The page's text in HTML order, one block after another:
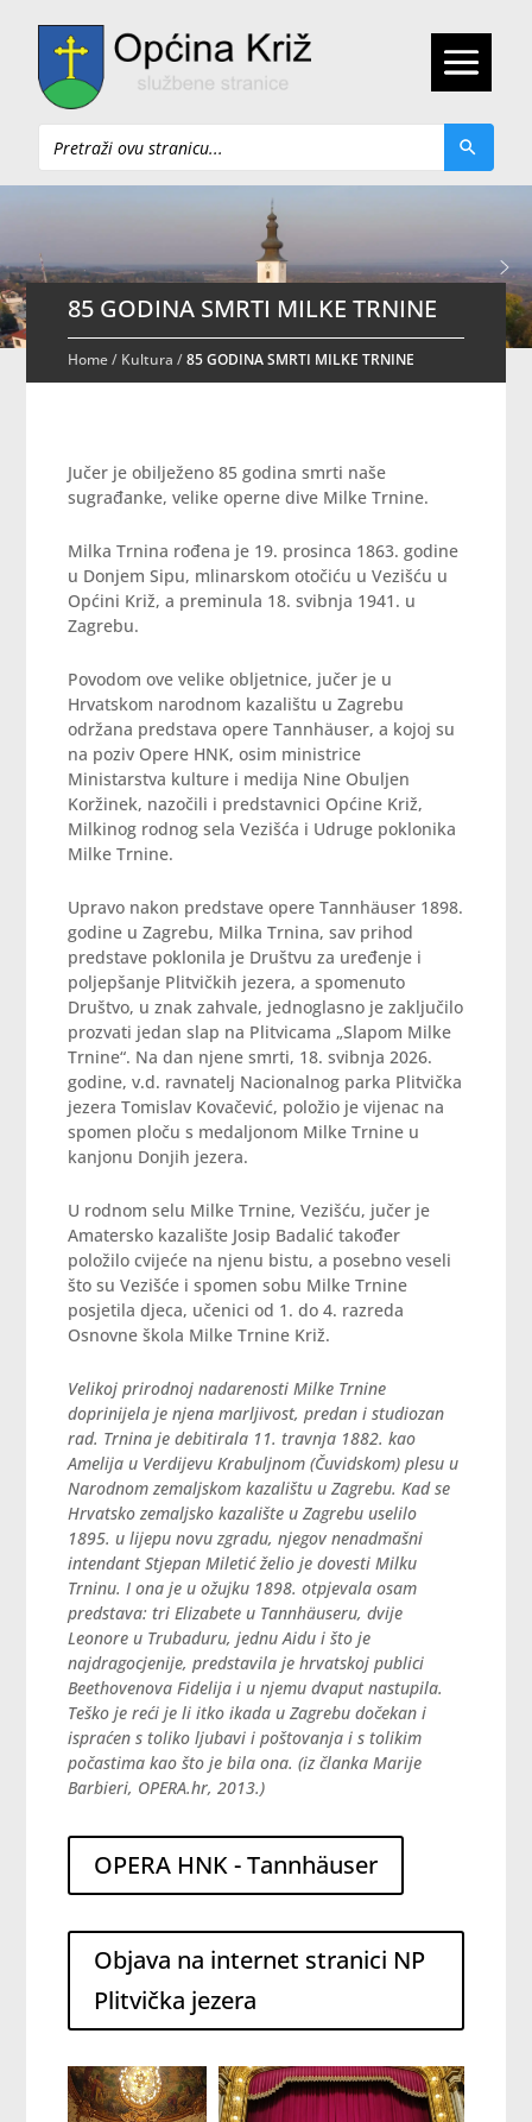
Pretraži
85 GODINA SMRTI MILKE TRNINE
Home/ Kultura /85 GODINA SMRTI MILKE TRNINE
Jučer je obilježeno 85 godina smrti naše
sugrađanke, velike operne dive Milke Trnine.
Milka Trnina rođena je 19. prosinca 1863. godine
u Donjem Sipu, mlinarskom otočiću u Vezišću u
Općini Križ, a preminula 18. svibnja 1941. u
Zagrebu.
Povodom ove velike obljetnice, jučer je u
Hrvatskom narodnom kazalištu u Zagrebu
održana predstava opere Tannhäuser, a kojoj su
na poziv Opere HNK, osim ministrice
Ministarstva kulture i medija Nine Obuljen
Koržinek, nazočili i predstavnici Općine Križ,
Milkinog rodnog sela Vezišća i Udruge poklonika
Milke Trnine.
Upravo nakon predstave opere Tannhäuser 1898.
godine u Zagrebu, Milka Trnina, sav prihod
predstave poklonila je Društvu za uređenje i
poljepšanje Plitvičkih jezera, a spomenuto
Društvo, u znak zahvale, jednoglasno je zaključilo
prozvati jedan slap na Plitvicama „Slapom Milke
Trnine“. Na dan njene smrti, 18. svibnja 2026.
godine, v.d. ravnatelj Nacionalnog parka Plitvička
jezera Tomislav Kovačević, položio je vijenac na
spomen ploču s medaljonom Milke Trnine u
kanjonu Donjih jezera.
U rodnom selu Milke Trnine, Vezišću, jučer je
Amatersko kazalište Josip Badalić također
položilo cvijeće na njenu bistu, a posebno veseli
što su Vezišće i spomen sobu Milke Trnine
posjetila djeca, učenici od 1. do 4. razreda
Osnovne škola Milke Trnine Križ.
Velikoj prirodnoj nadarenosti Milke Trnine
doprinijela je njena marljivost, predan i studiozan
rad. Trnina je debitirala 11. travnja 1882. kao
Amelija u Verdijevu Krabuljnom (Čuvidskom) plesu u
Narodnom zemaljskom kazalištu u Zagrebu. Kad se
Hrvatsko zemaljsko kazalište u Zagrebu uselilo
1895. u lijepu novu zgradu, njegov nenadmašni
intendant Stjepan Miletić želio je dovesti Milku
Trninu. I ona je u ožujku 1898. otpjevala osam
predstava: tri Elizabete u Tannhäuseru, dvije
Leonore u Trubaduru, jednu Aidu i što je
najdragocjenije, predstavila je hrvatskoj publici
Beethovenova Fidelija i u njemu dvaput nastupila.
Teško je reći je li itko ikada u Zagrebu dočekan i
ispraćen s toliko ljubavi i poštovanja i s tolikim
počastima kao što je bila ona. (iz članka Marije
Barbieri, OPERA.hr, 2013.)
OPERA HNK - Tannhäuser
Objava na internet stranici NP
Plitvička jezera